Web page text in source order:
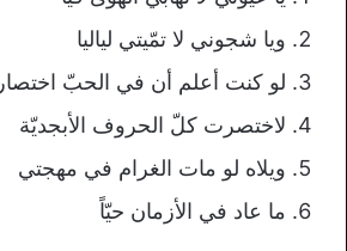
ويا شجوني لا تمّيتي لياليا
لو كنت أعلم أن في الحبّ اختصار
لاختصرت كلّ الحروف الأبجديّة
ويلاه لو مات الغرام في مهجتي
ما عاد في الأزمان حيّاً